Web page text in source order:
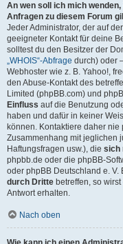
An wen soll ich mich
Anfragen zu diesem Forum
Jeder Administrator, der auf
geeigneter Kontakt für deine
solltest du den Besitzer der
„WHOIS“-Abfrage durch) oder
Webhoster wie z. B. Yahoo!,
den Abuse-Kontakt des
Limited (phpBB.com) und
Einfluss auf die Benutzung
haben und dafür in keiner
können. Kontaktiere daher
Zusammenhang mit jeglichen
Haftungsfragen usw.), die sich
phpbb.de oder die phpBB-
oder phpBB Deutschland e. V.
durch Dritte betreffen, so
Antwort erhalten.
Nach oben